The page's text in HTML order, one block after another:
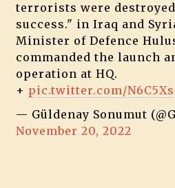
terrorists were
success." in Iraq and
Minister of Defence
commanded the launch
operation at HQ.
+ pic.twitter.com/
— Güldenay Sonumut
November 20, 2022